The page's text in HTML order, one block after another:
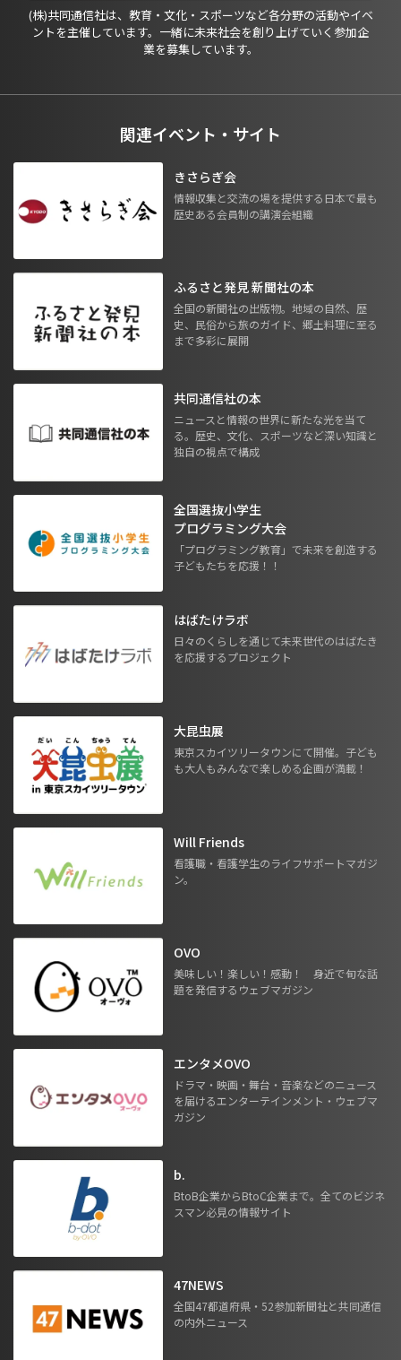
(株)共同通信社は、教育・文化・スポーツなど各分野の活動やイベ
ントを主催しています。一緒に未来社会を創り上げていく参加企
業を募集しています。
関連イベント・サイト
きさらぎ会
情報収集と交流の場を提供する日本で最も
歴史ある会員制の講演会組織
ふるさと発見 新聞社の本
全国の新聞社の出版物。地域の自然、歴
史、民俗から旅のガイド、郷土料理に至る
まで多彩に展開
共同通信社の本
ニュースと情報の世界に新たな光を当て
る。歴史、文化、スポーツなど深い知識と
独自の視点で構成
全国選抜小学生
プログラミング大会
「プログラミング教育」で未来を創造する
子どもたちを応援！！
はばたけラボ
日々のくらしを通じて未来世代のはばたき
を応援するプロジェクト
大昆虫展
東京スカイツリータウンにて開催。子ども
も大人もみんなで楽しめる企画が満載！
Will Friends
看護職・看護学生のライフサポートマガジ
ン。
OVO
美味しい！楽しい！感動！ 身近で旬な話
題を発信するウェブマガジン
エンタメOVO
ドラマ・映画・舞台・音楽などのニュース
を届けるエンターテインメント・ウェブマ
ガジン
b.
BtoB企業からBtoC企業まで。全てのビジネ
スマン必見の情報サイト
47NEWS
全国47都道府県・52参加新聞社と共同通信
の内外ニュース